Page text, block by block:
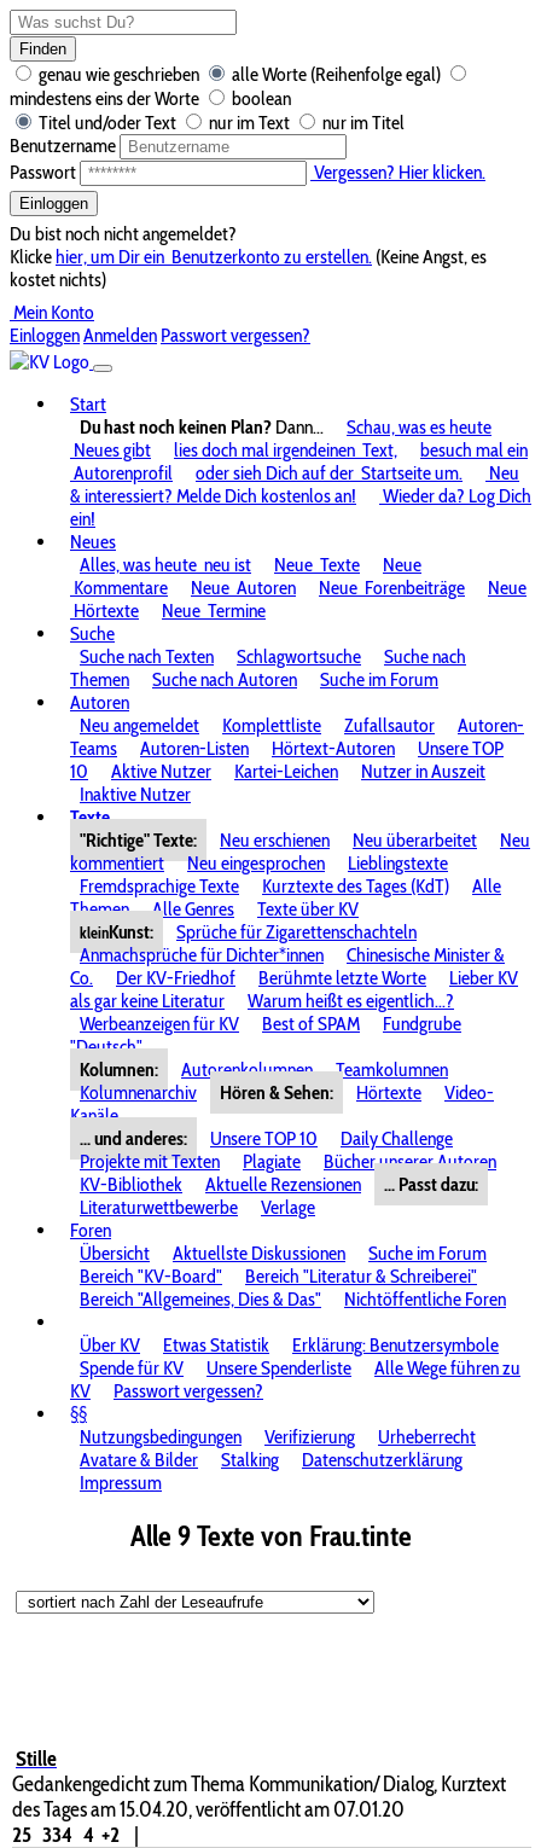
Finden
genau wie geschrieben
alle Worte (Reihenfolge egal)
mindestens eins der Worte
boolean
Titel und/oder Text
nur im Text
nur im Titel
Benutzername
Passwort
Vergessen? Hier klicken.
Einloggen
Du bist noch nicht angemeldet?
Klickehier, um Dir ein Benutzerkonto zu erstellen. (Keine Angst, es
kostet nichts)
Mein Konto
EinloggenAnmelden Passwort vergessen?
Start
Du hast noch keinen Plan? Dann...
Schau, was es heute
Neues gibt
lies doch mal irgendeinen Text,
besuch mal ein
Autorenprofil
oder sieh Dich auf der Startseite um.
Neu
& interessiert? Melde Dich kostenlos an!
Wieder da? Log Dich
ein!
Neues
Alles, was heute neu ist Neue Texte
Neue
Kommentare
Neue Autoren Neue Forenbeiträge
Neue
Hörtexte
Neue Termine
Suche
Suche nach Texten
Schlagwortsuche
Suche nach
Themen
Suche nach Autoren
Suche im Forum
Autoren
Neu angemeldet
Komplettliste Zufallsautor
Autoren-
Teams
Autoren-Listen Hörtext-Autoren
Unsere TOP
10
Aktive Nutzer Kartei-Leichen
Nutzer in Auszeit
Inaktive Nutzer
Texte
"Richtige" Texte:
Neu erschienen Neu überarbeitet
Neu
kommentiert
Neu eingesprochen
Lieblingstexte
Fremdsprachige Texte
Kurztexte des Tages (KdT)
Alle
Themen
Alle Genres Texte über KV
kleinKunst:
Sprüche für Zigarettenschachteln
Anmachsprüche für Dichter*innen
Chinesische Minister &
Co.
Der KV-Friedhof Berühmte letzte Worte
Lieber KV
als gar keine Literatur
Warum heißt es eigentlich...?
Werbeanzeigen für KV
Best of SPAM
Fundgrube
"Deutsch"
Kolumnen:
Autorenkolumnen
Teamkolumnen
Kolumnenarchiv
Hören & Sehen: Hörtexte
Video-
Kanäle
... und anderes:
Unsere TOP 10
Daily Challenge
Projekte mit Texten
Plagiate
Bücher unserer Autoren
KV-Bibliothek
Aktuelle Rezensionen
... Passt dazu:
Literaturwettbewerbe
Verlage
Foren
Übersicht
Aktuellste Diskussionen
Suche im Forum
Bereich "KV-Board"
Bereich "Literatur & Schreiberei"
Bereich "Allgemeines, Dies & Das"
Nichtöffentliche Foren
Über KV
Etwas Statistik
Erklärung: Benutzersymbole
Spende für KV
Unsere Spenderliste
Alle Wege führen zu
KV
Passwort vergessen?
§§
Nutzungsbedingungen
Verifizierung
Urheberrecht
Avatare & Bilder
Stalking
Datenschutzerklärung
Impressum
Alle 9 Texte von Frau.tinte
Stille
Gedankengedicht zum Thema Kommunikation/ Dialog, Kurztext
des Tages am 15.04.20, veröffentlicht am 07.01.20
25 334 4 +2
|